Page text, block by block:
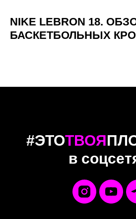
NIKE LEBRON 18.
БАСКЕТБОЛЬНЫХ
#ЭТОТВОЯ
в